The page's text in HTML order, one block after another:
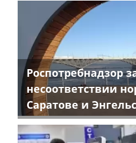
Роспотребнадзор
несоответствии
Саратове и